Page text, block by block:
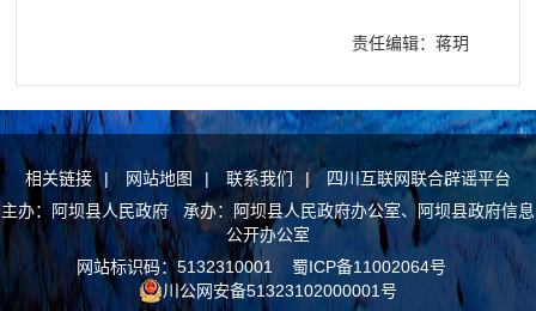
责任编辑：蒋玥
相关链接 | 网站地图 | 联系我们 |
四川互联网联合辟谣平台
主办：阿坝县人民政府 承办：阿坝县人民政府办公室、阿坝县政府信息
公开办公室
网站标识码：5132310001 蜀ICP备11002064号
川公网安备51323102000001号